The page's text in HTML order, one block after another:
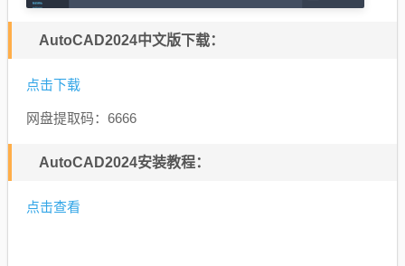
AutoCAD2024中文版下载：
点击下载
网盘提取码：6666
AutoCAD2024安装教程：
点击查看